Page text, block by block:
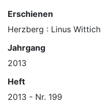
Erschienen
Herzberg : Linus
Jahrgang
2013
Heft
2013 - Nr. 199